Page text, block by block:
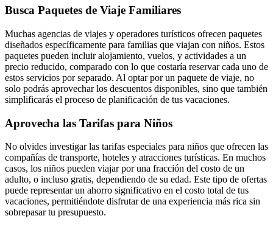
Busca Paquetes de Viaje Familiares
Muchas agencias de viajes y operadores turísticos ofrecen paquetes
diseñados específicamente para familias que viajan con niños. Estos
paquetes pueden incluir alojamiento, vuelos, y actividades a un
precio reducido, comparado con lo que costaría reservar cada uno de
estos servicios por separado. Al optar por un paquete de viaje, no
solo podrás aprovechar los descuentos disponibles, sino que también
simplificarás el proceso de planificación de tus vacaciones.
Aprovecha las Tarifas para Niños
No olvides investigar las tarifas especiales para niños que ofrecen las
compañías de transporte, hoteles y atracciones turísticas. En muchos
casos, los niños pueden viajar por una fracción del costo de un
adulto, o incluso gratis, dependiendo de su edad. Este tipo de ofertas
puede representar un ahorro significativo en el costo total de tus
vacaciones, permitiéndote disfrutar de una experiencia más rica sin
sobrepasar tu presupuesto.